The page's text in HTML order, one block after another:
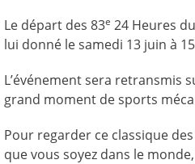
Le départ des 83e 24 Heures
lui donné le samedi 13 juin à
L’événement sera retransmis
grand moment de sports
Pour regarder ce classique
que vous soyez dans le